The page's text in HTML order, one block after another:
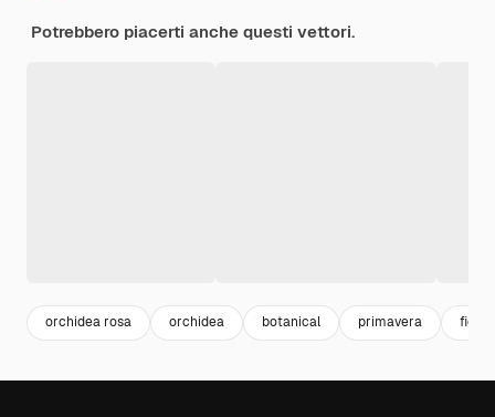
Potrebbero piacerti anche questi vettori.
orchidea rosa orchidea botanical primavera fiori